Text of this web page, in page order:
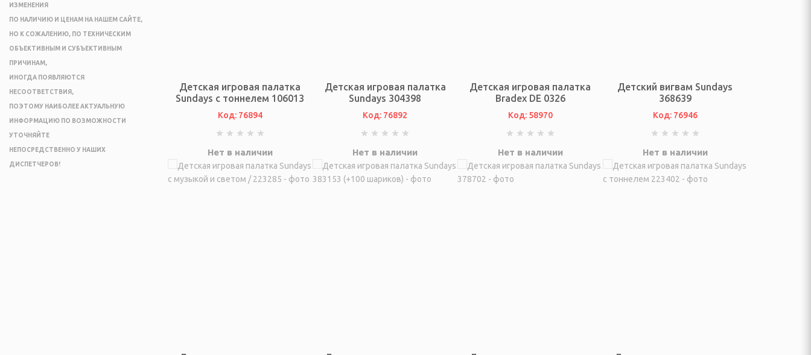
ИЗМЕНЕНИЯ
ПО НАЛИЧИЮ И ЦЕНАМ НА НАШЕМ САЙТЕ,
НО К СОЖАЛЕНИЮ, ПО ТЕХНИЧЕСКИМ
ОБЪЕКТИВНЫМ И СУБЪЕКТИВНЫМ
ПРИЧИНАМ,
ИНОГДА ПОЯВЛЯЮТСЯ
НЕСООТВЕТСТВИЯ,
ПОЭТОМУ НАИБОЛЕЕ АКТУАЛЬНУЮ
ИНФОРМАЦИЮ ПО ВОЗМОЖНОСТИ
УТОЧНЯЙТЕ
НЕПОСРЕДСТВЕННО У НАШИХ
ДИСПЕТЧЕРОВ!
Детская игровая палатка
Sundays с тоннелем 106013
Код: 76894
Нет в наличии
Детская игровая палатка
Sundays 304398
Код: 76892
Нет в наличии
Детская игровая палатка
Bradex DE 0326
Код: 58970
Нет в наличии
Детский вигвам Sundays
368639
Код: 76946
Нет в наличии